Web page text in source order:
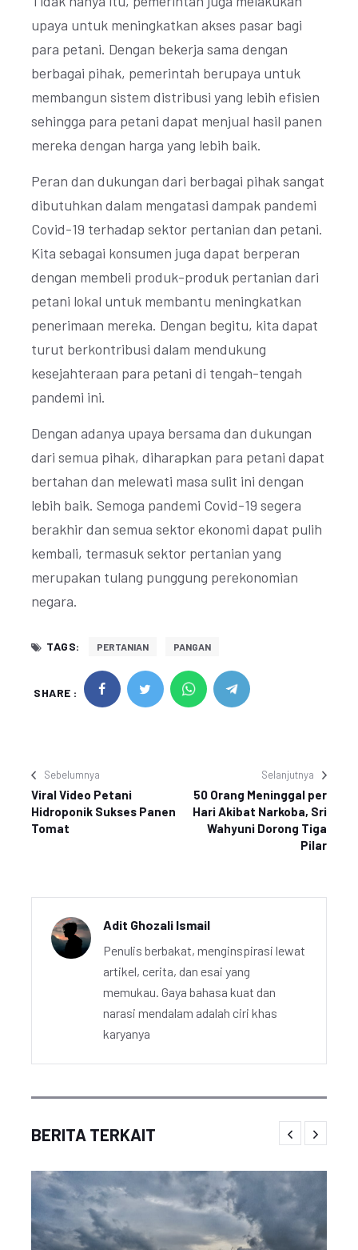
upaya untuk meningkatkan akses pasar bagi
para petani. Dengan bekerja sama dengan
berbagai pihak, pemerintah berupaya untuk
membangun sistem distribusi yang lebih efisien
sehingga para petani dapat menjual hasil panen
mereka dengan harga yang lebih baik.
Peran dan dukungan dari berbagai pihak sangat
dibutuhkan dalam mengatasi dampak pandemi
Covid-19 terhadap sektor pertanian dan petani.
Kita sebagai konsumen juga dapat berperan
dengan membeli produk-produk pertanian dari
petani lokal untuk membantu meningkatkan
penerimaan mereka. Dengan begitu, kita dapat
turut berkontribusi dalam mendukung
kesejahteraan para petani di tengah-tengah
pandemi ini.
Dengan adanya upaya bersama dan dukungan
dari semua pihak, diharapkan para petani dapat
bertahan dan melewati masa sulit ini dengan
lebih baik. Semoga pandemi Covid-19 segera
berakhir dan semua sektor ekonomi dapat pulih
kembali, termasuk sektor pertanian yang
merupakan tulang punggung perekonomian
negara.
TAGS: PERTANIAN PANGAN
SHARE :
Sebelumnya
Viral Video Petani
Hidroponik Sukses Panen
Tomat
Selanjutnya
50 Orang Meninggal per
Hari Akibat Narkoba, Sri
Wahyuni Dorong Tiga
Pilar
Adit Ghozali Ismail
Penulis berbakat, menginspirasi lewat
artikel, cerita, dan esai yang
memukau. Gaya bahasa kuat dan
narasi mendalam adalah ciri khas
karyanya
BERITA TERKAIT